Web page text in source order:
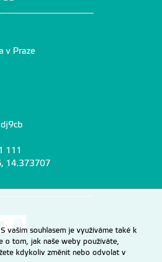
v Praze
111
14.373707
na Facebook
na Youtube
Odkaz na LinkedIn
vaším souhlasem je využíváme také k
o tom, jak naše weby používáte,
kdykoliv změnit nebo odvolat v